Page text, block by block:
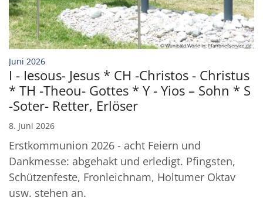
© Wunibald Wörle In: Pfarrbriefservice.de
Juni 2026:
I - Iesous- Jesus * CH -Christos - Christus
* TH -Theou- Gottes * Y - Yios – Sohn * S
-Soter- Retter, Erlöser
8. Juni 2026
Erstkommunion 2026 - acht Feiern und
Dankmesse: abgehakt und erledigt. Pfingsten,
Schützenfeste, Fronleichnam, Holtumer Oktav
usw. stehen an.